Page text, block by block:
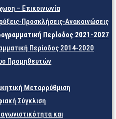
– Επικοινωνία
Προσκλήσεις-Ανακοινώσεις
Περίοδος 2021-2027
Περίοδος 2014-2020
Προμηθευτών
Μεταρρύθμιση
Σύγκλιση
και